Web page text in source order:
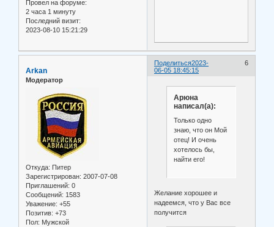
Провел на форуме:
2 часа 1 минуту
Последний визит:
2023-08-10 15:21:29
Поделиться 6
2023-
06-05 18:45:15
Arkan
Модератор
Откуда: Питер
Зарегистрирован: 2007-07-08
Приглашений: 0
Сообщений: 1583
Уважение: +55
Позитив: +73
Пол: Мужской
Арюна
написал(а):
Только одно
знаю, что он Мой
отец! И очень
хотелось бы,
найти его!
Желание хорошее и
надеемся, что у Вас все
получится